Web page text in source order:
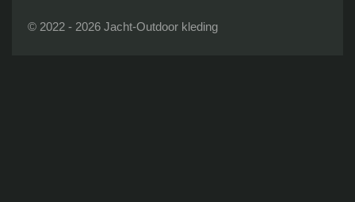
© 2022 - 2026 Jacht-Outdoor kleding